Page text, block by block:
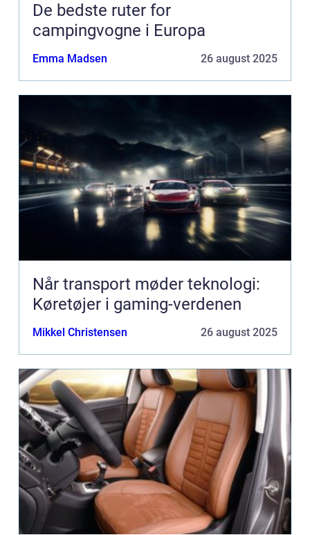
De bedste ruter for
campingvogne i Europa
Emma Madsen 26 august 2025
Når transport møder teknologi:
Køretøjer i gaming-verdenen
Mikkel Christensen 26 august 2025